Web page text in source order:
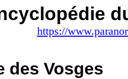
https://
des Vosges